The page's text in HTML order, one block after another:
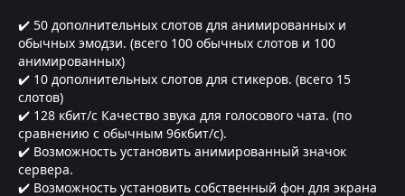
✔️ 50 дополнительных слотов для анимированных и
обычных эмодзи. (всего 100 обычных слотов и 100
анимированных)
✔️ 10 дополнительных слотов для стикеров. (всего 15
слотов)
✔️ 128 кбит/с Качество звука для голосового чата. (по
сравнению с обычным 96кбит/с).
✔️ Возможность установить анимированный значок
сервера.
✔️ Возможность установить собственный фон для экрана